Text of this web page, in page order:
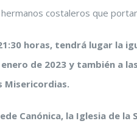
costaleros que
horas, tendrá lugar la
de 2023 y también a
Misericordias.
Canónica, la Iglesia de la